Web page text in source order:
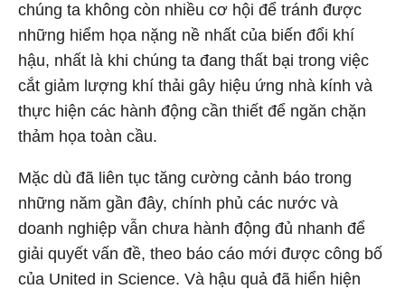
chúng ta không còn nhiều cơ hội để tránh được
những hiểm họa nặng nề nhất của biến đổi khí
hậu, nhất là khi chúng ta đang thất bại trong việc
cắt giảm lượng khí thải gây hiệu ứng nhà kính và
thực hiện các hành động cần thiết để ngăn chặn
thảm họa toàn cầu.
Mặc dù đã liên tục tăng cường cảnh báo trong
những năm gần đây, chính phủ các nước và
doanh nghiệp vẫn chưa hành động đủ nhanh để
giải quyết vấn đề, theo báo cáo mới được công bố
của United in Science. Và hậu quả đã hiển hiện